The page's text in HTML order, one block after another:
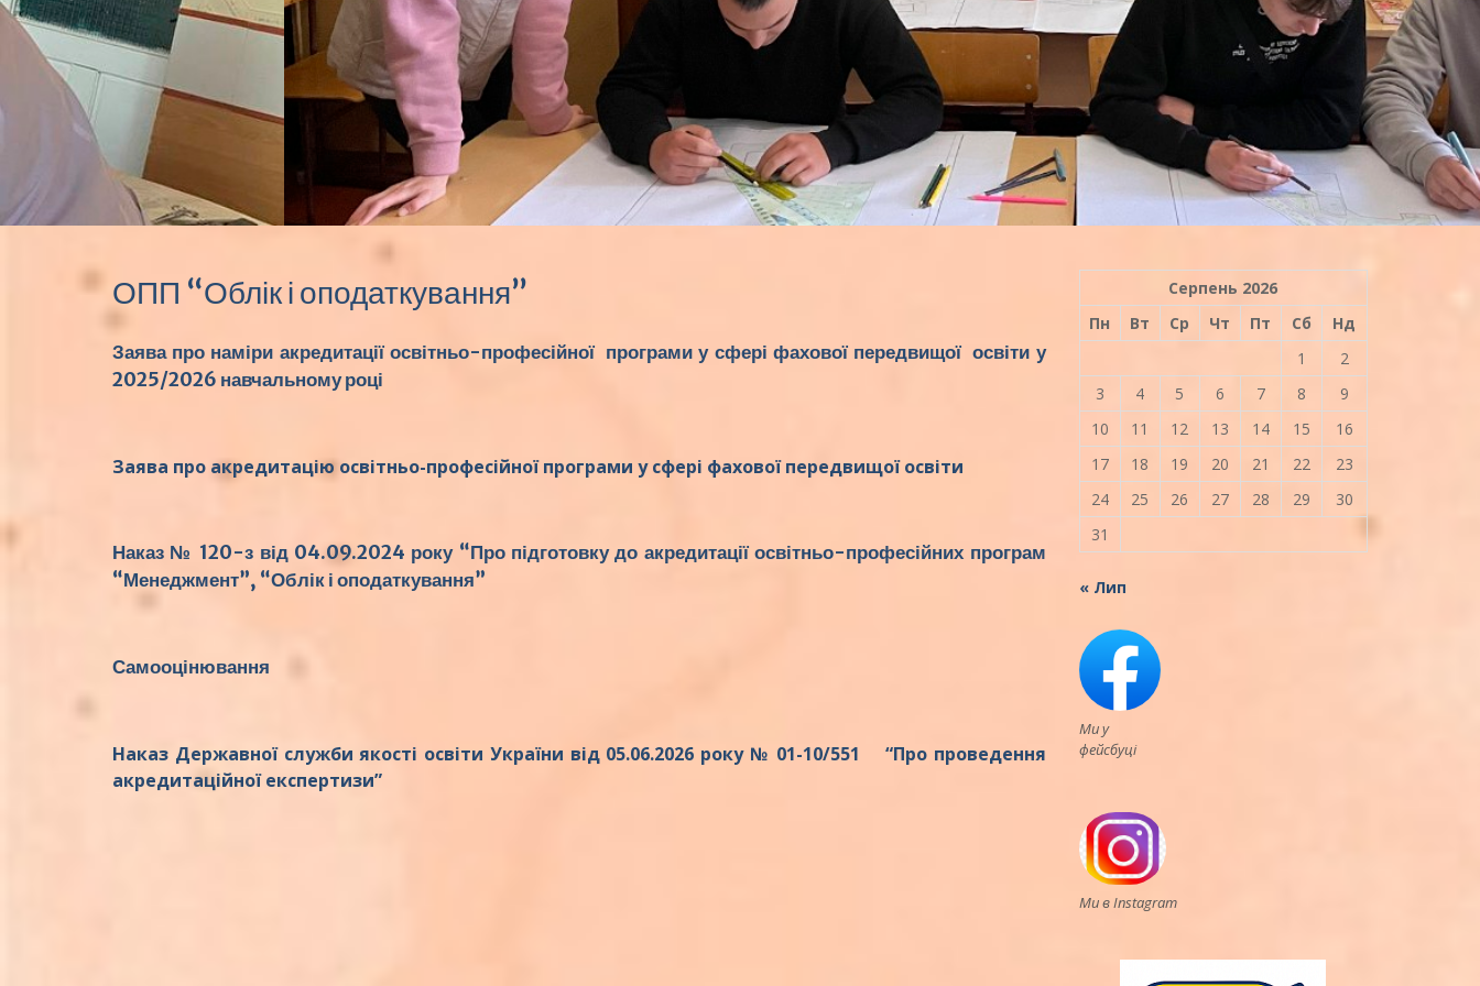
ОПП “Облік і оподаткування”
Заява про наміри акредитації освітньо-професійної програми у сфері фахової передвищої освіти у
2025/2026 навчальному році
Заява про акредитацію освітньо-професійної програми у сфері фахової передвищої освіти
Наказ № 120-з від 04.09.2024 року “Про підготовку до акредитації освітньо-професійних програм
“Менеджмент”, “Облік і оподаткування”
Самооцінювання
Наказ Державної служби якості освіти України від 05.06.2026 року № 01-10/551 “Про проведення
акредитаційної експертизи”
Серпень 2026
Пн
Вт Ср Чт Пт Сб
Нд
1
2
3
4 5 6 7 8
9
10
11 12 13 14 15
16
17
18 19 20 21 22
23
24
25 26 27 28 29
30
31
« Лип
Ми у
фейсбуці
Ми в Instagram